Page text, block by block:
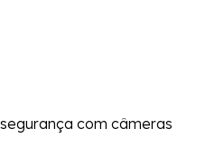
com câmeras